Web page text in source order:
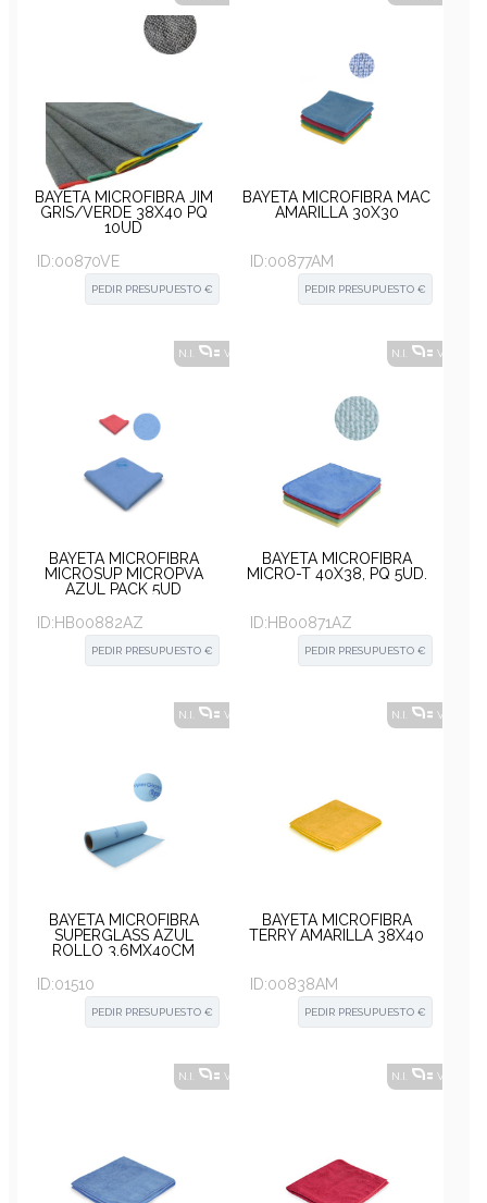
BAYETA MICROFIBRA JIM
GRIS/VERDE 38X40 PQ
10UD
ID:00870VE
PEDIR PRESUPUESTO €
BAYETA MICROFIBRA MAC
AMARILLA 30X30
ID:00877AM
PEDIR PRESUPUESTO €
N.I. VER ALTERNATIVAS
BAYETA MICROFIBRA
MICROSUP MICROPVA
AZUL PACK 5UD
ID:HB00882AZ
PEDIR PRESUPUESTO €
N.I. VER
BAYETA MICROFIBRA
MICRO-T 40X38, PQ 5UD.
ID:HB00871AZ
PEDIR PRESUPUESTO €
N.I. VER ALTERNATIVAS
BAYETA MICROFIBRA
SUPERGLASS AZUL
ROLLO 3,6MX40CM
ID:01510
PEDIR PRESUPUESTO €
N.I. VER
BAYETA MICROFIBRA
TERRY AMARILLA 38X40
ID:00838AM
PEDIR PRESUPUESTO €
N.I. VER ALTERNATIVAS N.I. VER